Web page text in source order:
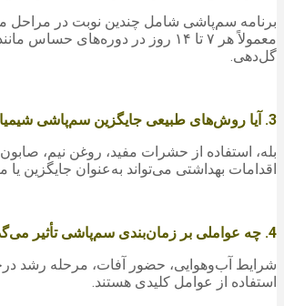
برنامه سم‌پاشی شامل چندین نوبت در
معمولاً هر ۷ تا ۱۴ روز در دوره‌های حساس
گل‌دهی.
3. آیا روش‌های طبیعی جایگزین سم‌پاشی شیمیایی وجود دارد؟
بله، استفاده از حشرات مفید، روغن نیم،
اقدامات بهداشتی می‌تواند به‌عنوان جایگزین
4. چه عواملی بر زمان‌بندی سم‌پاشی تأثیر می‌گذارند؟
شرایط آب‌وهوایی، حضور آفات، مرحله رشد
استفاده از عوامل کلیدی هستند.